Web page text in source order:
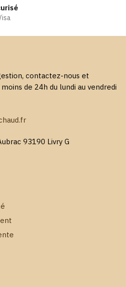
contactez-nous et
de 24h du lundi au vendredi
93190 Livry G